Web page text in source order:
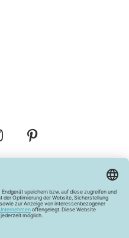
Vertrag widerrufen